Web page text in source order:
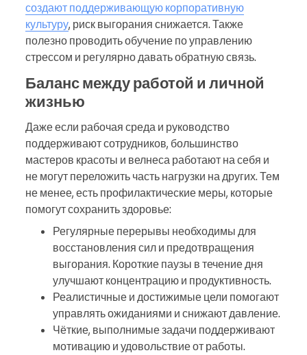
создают поддерживающую корпоративную
культуру, риск выгорания снижается. Также
полезно проводить обучение по управлению
стрессом и регулярно давать обратную связь.
Баланс между работой и личной
жизнью
Даже если рабочая среда и руководство
поддерживают сотрудников, большинство
мастеров красоты и велнеса работают на себя и
не могут переложить часть нагрузки на других. Тем
не менее, есть профилактические меры, которые
помогут сохранить здоровье:
Регулярные перерывы необходимы для
восстановления сил и предотвращения
выгорания. Короткие паузы в течение дня
улучшают концентрацию и продуктивность.
Реалистичные и достижимые цели помогают
управлять ожиданиями и снижают давление.
Чёткие, выполнимые задачи поддерживают
мотивацию и удовольствие от работы.